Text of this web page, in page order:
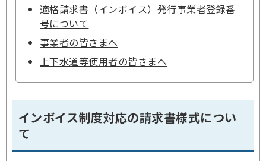
適格請求書（インボイス）発行事業者登録番
号について
事業者の皆さまへ
上下水道等使用者の皆さまへ
インボイス制度対応の請求書様式につい
て